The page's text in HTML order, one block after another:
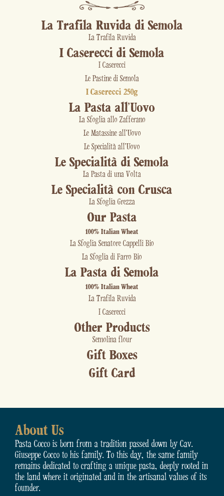
La Trafila Ruvida di Semola
La Trafila Ruvida
I Caserecci di Semola
I Caserecci
Le Pastine di Semola
I Caserecci 250g
La Pasta all'Uovo
La Sfoglia allo Zafferano
Le Matassine all'Uovo
Le Specialità all'Uovo
Le Specialità di Semola
La Pasta di una Volta
Le Specialità con Crusca
La Sfoglia Grezza
Our Pasta
100% Italian Wheat
La Sfoglia Senatore Cappelli Bio
La Sfoglia di Farro Bio
La Pasta di Semola
100% Italian Wheat
La Trafila Ruvida
I Caserecci
Other Products
Semolina flour
Gift Boxes
Gift Card
About Us
Pasta Cocco is born from a tradition passed down by Cav.
Giuseppe Cocco to his family. To this day, the same family
remains dedicated to crafting a unique pasta, deeply rooted in
the land where it originated and in the artisanal values of its
founder.